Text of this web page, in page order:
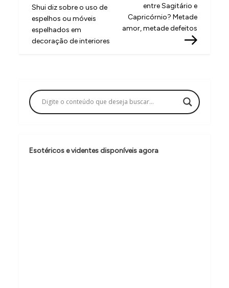
v
e
ç
ã
o
e
Shui diz sobre o uso de
espelhos ou móveis
espelhados em
decoração de interiores
entre Sagitário e
Capricórnio? Metade
amor, metade defeitos
Esotéricos e videntes disponíveis agora